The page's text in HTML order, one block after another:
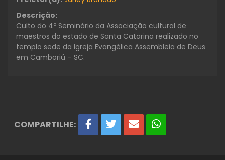
Descrição:
Culto do 4º Seminário da Associação cultural de
maestros do estado de Santa Catarina realizado no
templo sede da Igreja Evangélica Assembleia de Deus
em Camboriú – SC.
COMPARTILHE: